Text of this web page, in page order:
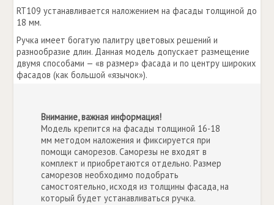
RT109 устанавливается наложением на фасады толщиной до
18 мм.
Ручка имеет богатую палитру цветовых решений и
разнообразие длин. Данная модель допускает размещение
двумя способами — «в размер» фасада и по центру широких
фасадов (как большой «язычок»).
Внимание, важная информация!
Модель крепится на фасады толщиной 16-18
мм методом наложения и фиксируется при
помощи саморезов. Саморезы не входят в
комплект и приобретаются отдельно. Размер
саморезов необходимо подобрать
самостоятельно, исходя из толщины фасада, на
который будет устанавливаться ручка.